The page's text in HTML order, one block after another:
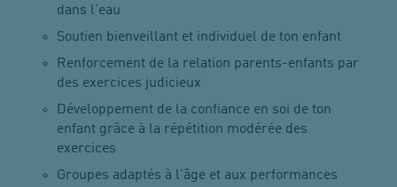
dans l'eau
Soutien bienveillant et individuel de ton enfant
Renforcement de la relation parents-enfants par
des exercices judicieux
Développement de la confiance en soi de ton
enfant grâce à la répétition modérée des
exercices
Groupes adaptés à l'âge et aux performances